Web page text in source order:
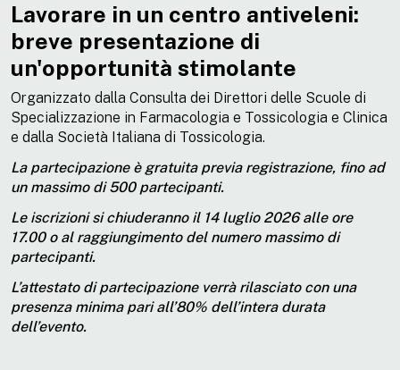
Lavorare in un centro antiveleni:
breve presentazione di
un'opportunità stimolante
Organizzato dalla Consulta dei Direttori delle Scuole di
Specializzazione in Farmacologia e Tossicologia e Clinica
e dalla Società Italiana di Tossicologia.
La partecipazione è gratuita previa registrazione, fino ad
un massimo di 500 partecipanti.
Le iscrizioni si chiuderanno il 14 luglio 2026 alle ore
17.00 o al raggiungimento del numero massimo di
partecipanti.
L’attestato di partecipazione verrà rilasciato con una
presenza minima pari all’80% dell’intera durata
dell’evento.